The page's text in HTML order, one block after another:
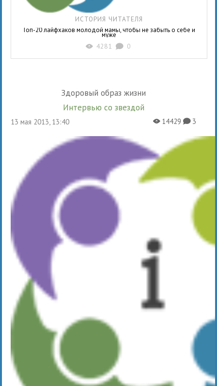
ИСТОРИЯ ЧИТАТЕЛЯ
Топ-20 лайфхаков молодой мамы, чтобы не забыть о себе и
муже
X 4281 K 0
Здоровый образ жизни
Интервью со звездой
13 мая 2013, 13:40 X14429K3